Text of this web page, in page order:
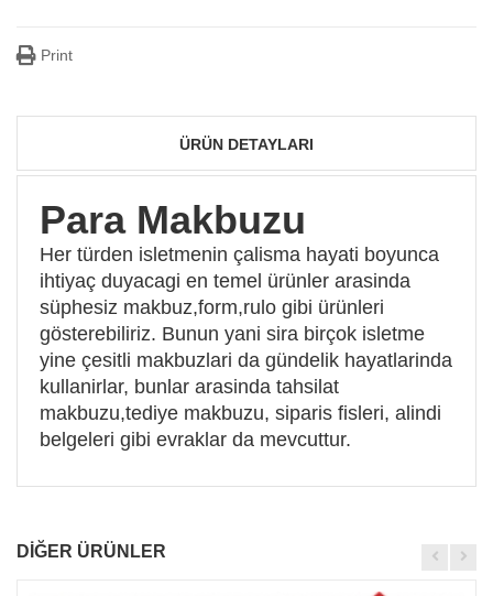
Print
ÜRÜN DETAYLARI
Para Makbuzu
Her türden isletmenin çalisma hayati boyunca
ihtiyaç duyacagi en temel ürünler arasinda
süphesiz makbuz,form,rulo gibi ürünleri
gösterebiliriz. Bunun yani sira birçok isletme
yine çesitli makbuzlari da gündelik hayatlarinda
kullanirlar, bunlar arasinda tahsilat
makbuzu,tediye makbuzu, siparis fisleri, alindi
belgeleri gibi evraklar da mevcuttur.
DİĞER ÜRÜNLER